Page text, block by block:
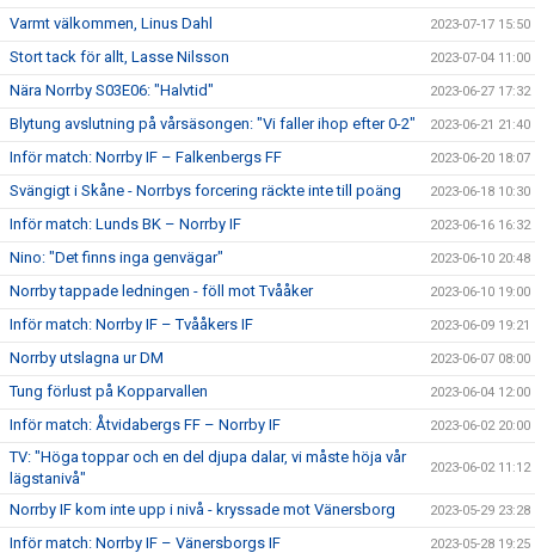
Varmt välkommen, Linus Dahl 2023-07-17 15:50
Stort tack för allt, Lasse Nilsson 2023-07-04 11:00
Nära Norrby S03E06: "Halvtid" 2023-06-27 17:32
Blytung avslutning på vårsäsongen: "Vi faller ihop efter 0-2" 2023-06-21 21:40
Inför match: Norrby IF – Falkenbergs FF 2023-06-20 18:07
Svängigt i Skåne - Norrbys forcering räckte inte till poäng 2023-06-18 10:30
Inför match: Lunds BK – Norrby IF 2023-06-16 16:32
Nino: "Det finns inga genvägar" 2023-06-10 20:48
Norrby tappade ledningen - föll mot Tvååker 2023-06-10 19:00
Inför match: Norrby IF – Tvååkers IF 2023-06-09 19:21
Norrby utslagna ur DM 2023-06-07 08:00
Tung förlust på Kopparvallen 2023-06-04 12:00
Inför match: Åtvidabergs FF – Norrby IF 2023-06-02 20:00
TV: "Höga toppar och en del djupa dalar, vi måste höja vår
lägstanivå"
2023-06-02 11:12
Norrby IF kom inte upp i nivå - kryssade mot Vänersborg 2023-05-29 23:28
Inför match: Norrby IF – Vänersborgs IF 2023-05-28 19:25